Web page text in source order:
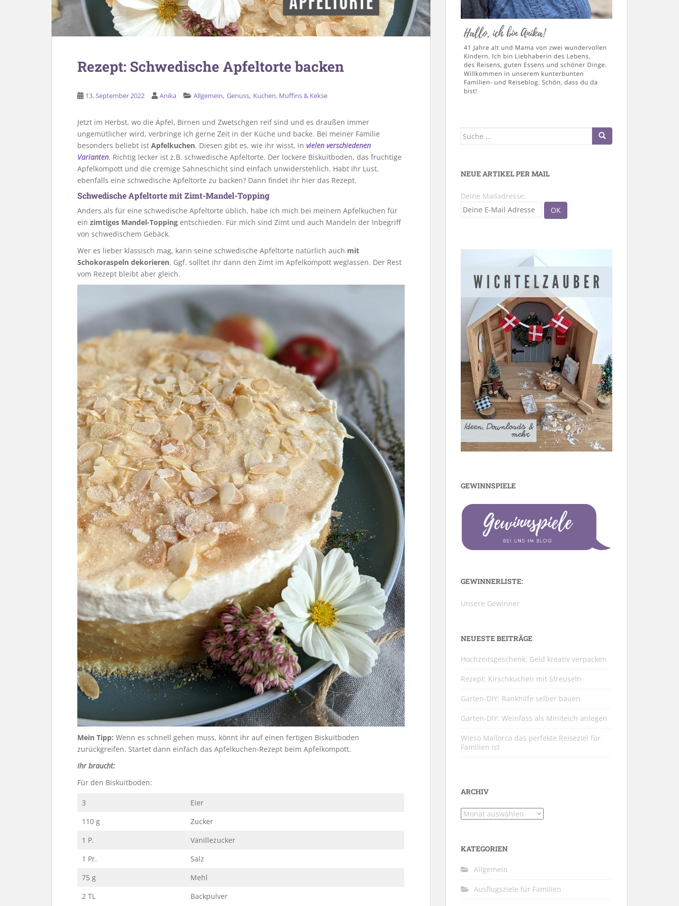
Rezept: Schwedische Apfeltorte backen
13. September 2022 Anika Allgemein, Genuss, Kuchen, Muffins & Kekse
Jetzt im Herbst, wo die Äpfel, Birnen und Zwetschgen reif sind und es draußen immer
ungemütlicher wird, verbringe ich gerne Zeit in der Küche und backe. Bei meiner Familie
besonders beliebt ist Apfelkuchen. Diesen gibt es, wie ihr wisst, in vielen verschiedenen
Varianten. Richtig lecker ist z.B. schwedische Apfeltorte. Der lockere Biskuitboden, das fruchtige
Apfelkompott und die cremige Sahneschicht sind einfach unwiderstehlich. Habt ihr Lust,
ebenfalls eine schwedische Apfeltorte zu backen? Dann findet ihr hier das Rezept.
Schwedische Apfeltorte mit Zimt-Mandel-Topping
Anders als für eine schwedische Apfeltorte üblich, habe ich mich bei meinem Apfelkuchen für
ein zimtiges Mandel-Topping entschieden. Für mich sind Zimt und auch Mandeln der Inbegriff
von schwedischem Gebäck.
Wer es lieber klassisch mag, kann seine schwedische Apfeltorte natürlich auch mit
Schokoraspeln dekorieren. Ggf. solltet ihr dann den Zimt im Apfelkompott weglassen. Der Rest
vom Rezept bleibt aber gleich.
Mein Tipp: Wenn es schnell gehen muss, könnt ihr auf einen fertigen Biskuitboden
zurückgreifen. Startet dann einfach das Apfelkuchen-Rezept beim Apfelkompott.
Ihr braucht:
Für den Biskuitboden:
3
Eier
110 g
Zucker
1 P.
Vanillezucker
1 Pr.
Salz
75 g
Mehl
2 TL
Backpulver
Suche
NEUE ARTIKEL PER MAIL
Deine Mailadresse:
GEWINNSPIELE
GEWINNERLISTE:
Unsere Gewinner
NEUESTE BEITRÄGE
Hochzeitsgeschenk: Geld kreativ verpacken
Rezept: Kirschkuchen mit Streuseln
Garten-DIY: Rankhilfe selber bauen
Garten-DIY: Weinfass als Miniteich anlegen
Wieso Mallorca das perfekte Reiseziel für
Familien ist
ARCHIV
Archiv
KATEGORIEN
Allgemein
Ausflugsziele für Familien